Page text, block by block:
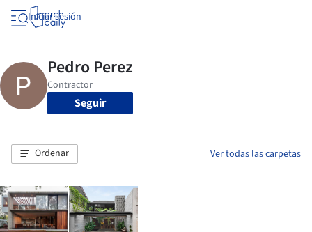
Iniciar sesión
Seguir
Ordenar Ver todas las carpetas